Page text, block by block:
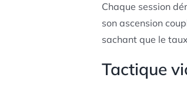
Chaque session
son ascension
sachant que le
Tactique